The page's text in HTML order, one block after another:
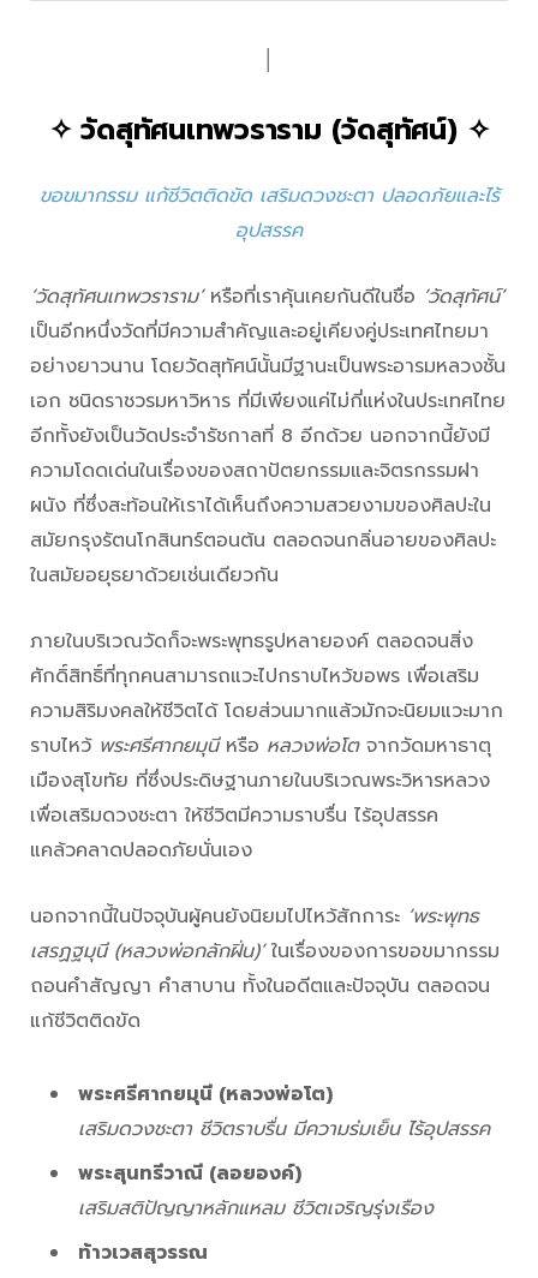
✧วัดสุทัศนเทพวราราม (วัดสุทัศน์)✧
ขอขมากรรม แก้ชีวิตติดขัด เสริมดวงชะตา ปลอดภัยและไร้
อุปสรรค
‘วัดสุทัศนเทพวราราม’ หรือที่เราคุ้นเคยกันดีในชื่อ ‘วัดสุทัศน์’
เป็นอีกหนึ่งวัดที่มีความสำคัญและอยู่เคียงคู่ประเทศไทยมา
อย่างยาวนาน โดยวัดสุทัศน์นั้นมีฐานะเป็นพระอารมหลวงชั้น
เอก ชนิดราชวรมหาวิหาร ที่มีเพียงแค่ไม่กี่แห่งในประเทศไทย
อีกทั้งยังเป็นวัดประจำรัชกาลที่ 8 อีกด้วย นอกจากนี้ยังมี
ความโดดเด่นในเรื่องของสถาปัตยกรรมและจิตรกรรมฝา
ผนัง ที่ซึ่งสะท้อนให้เราได้เห็นถึงความสวยงามของศิลปะใน
สมัยกรุงรัตนโกสินทร์ตอนต้น ตลอดจนกลิ่นอายของศิลปะ
ในสมัยอยุธยาด้วยเช่นเดียวกัน
ภายในบริเวณวัดก็จะพระพุทธรูปหลายองค์ ตลอดจนสิ่ง
ศักดิ์สิทธิ์ที่ทุกคนสามารถแวะไปกราบไหว้ขอพร เพื่อเสริม
ความสิริมงคลให้ชีวิตได้ โดยส่วนมากแล้วมักจะนิยมแวะมาก
ราบไหว้ พระศรีศากยมุนีหรือ หลวงพ่อโตจากวัดมหาธาตุ
เมืองสุโขทัย ที่ซึ่งประดิษฐานภายในบริเวณพระวิหารหลวง
เพื่อเสริมดวงชะตา ให้ชีวิตมีความราบรื่น ไร้อุปสรรค
แคล้วคลาดปลอดภัยนั่นเอง
นอกจากนี้ในปัจจุบันผู้คนยังนิยมไปไหว้สักการะ ‘พระพุทธ
เสรฏฐมุนี (หลวงพ่อกลักฝิ่น)’ในเรื่องของการขอขมากรรม
ถอนคำสัญญา คำสาบาน ทั้งในอดีตและปัจจุบัน ตลอดจน
แก้ชีวิตติดขัด
พระศรีศากยมุนี (หลวงพ่อโต)
เสริมดวงชะตา ชีวิตราบรื่น มีความร่มเย็น ไร้อุปสรรค
พระสุนทรีวาณี (ลอยองค์)
เสริมสติปัญญาหลักแหลม ชีวิตเจริญรุ่งเรือง
ท้าวเวสสุวรรณ